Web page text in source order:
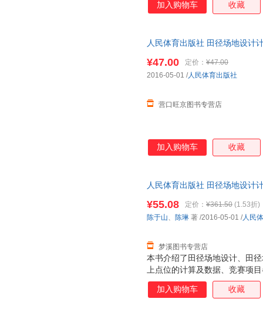
加入购物车 收藏
人民体育出版社 田径场地设计
¥47.00 定价： ¥47.00
营口旺京图书专营店
2016-05-01 /人民体育出版社
加入购物车 收藏
人民体育出版社 田径场地设计
本书介绍了田径场地设计、田
上点位的计算及数据、竞赛项
的画法、非标准田径场的设计
和球类场地的参考图，内容具
¥55.08 定价： ¥361.50 (1.53折)
梦溪图书专营店
陈于山、 陈琳 著 /2016-05-01 /人民
加入购物车 收藏